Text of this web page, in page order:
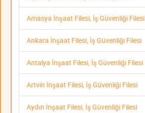
Amasya İnşaat Filesi, İş Güvenliği Filesi
Ankara İnşaat Filesi, İş Güvenliği Filesi
Antalya İnşaat Filesi, İş Güvenliği Filesi
Artvin İnşaat Filesi, İş Güvenliği Filesi
Aydın İnşaat Filesi, İş Güvenliği Filesi